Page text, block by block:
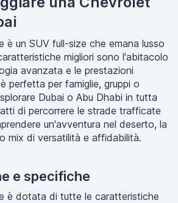
è un SUV full-size che emana lusso
migliori sono l'abitacolo
avanzata e le prestazioni
perfetta per famiglie, gruppi o
Dubai o Abu Dhabi in tutta
di percorrere le strade trafficate
un'avventura nel deserto, la
mix di versatilità e affidabilità.
e specifiche
è dotata di tutte le caratteristiche